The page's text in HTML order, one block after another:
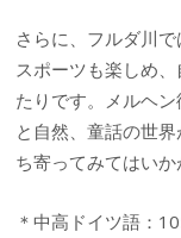
さらに、フルダ川
スポーツも楽しめ
たりです。メルヘ
と自然、童話の世
ち寄ってみてはいか
＊中高ドイツ語：